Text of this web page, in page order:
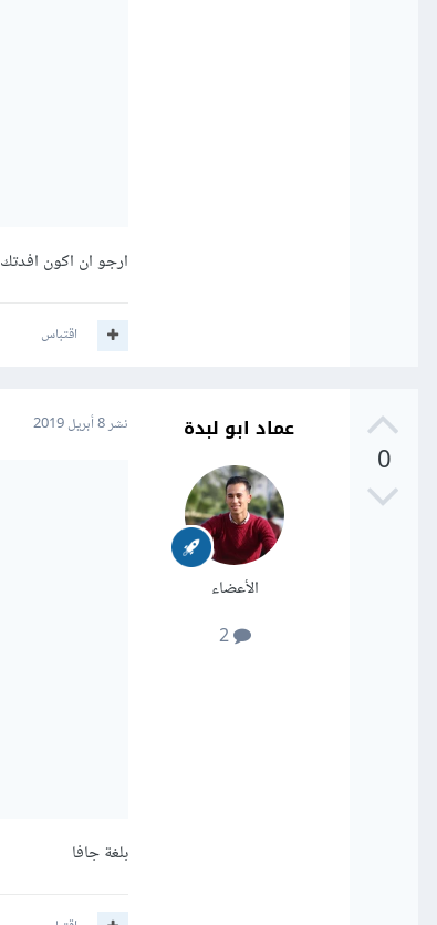
ارجو ان اكون افدتك
اقتباس
0
عماد ابو لبدة
الأعضاء
2
نشر8 أبريل 2019
بلغة جافا